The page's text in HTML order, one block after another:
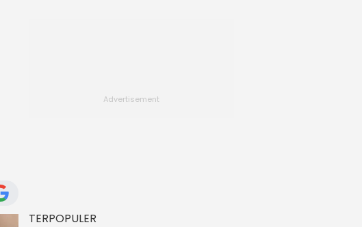
TERPOPULER